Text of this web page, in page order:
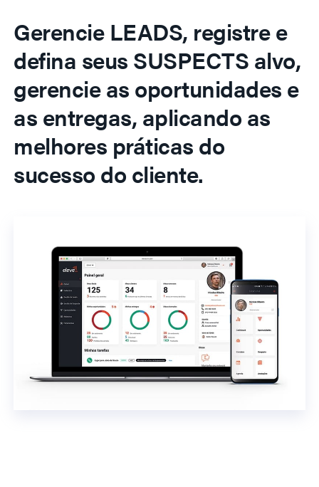
Gerencie LEADS, registre e
defina seus SUSPECTS alvo,
gerencie as oportunidades e
as entregas, aplicando as
melhores práticas do
sucesso do cliente.